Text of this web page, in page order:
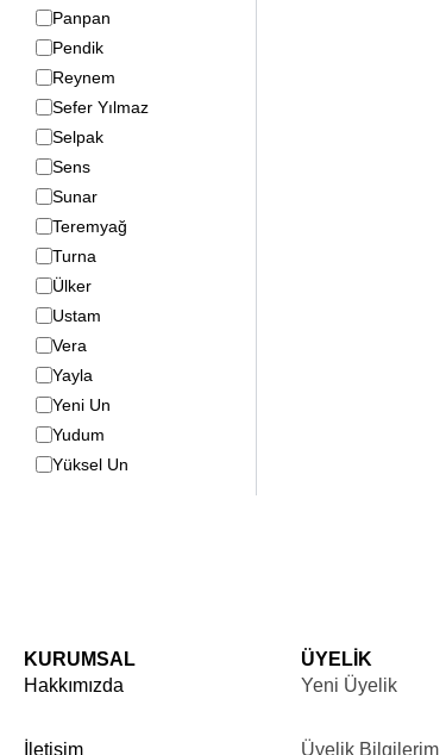
Panpan
Pendik
Reynem
Sefer Yılmaz
Selpak
Sens
Sunar
Teremyağ
Turna
Ülker
Ustam
Vera
Yayla
Yeni Un
Yudum
Yüksel Un
KURUMSAL
Hakkımızda
İletişim
ÜYELİK
Yeni Üyelik
Üyelik Bilgilerim